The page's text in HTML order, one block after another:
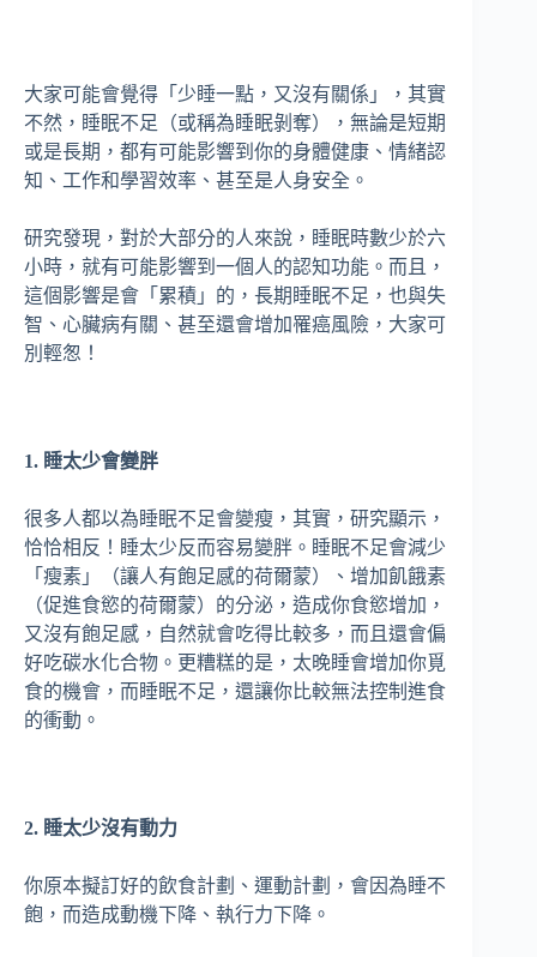
大家可能會覺得「少睡一點，又沒有關係」，其實
不然，睡眠不足（或稱為睡眠剝奪），無論是短期
或是長期，都有可能影響到你的身體健康、情緒認
知、工作和學習效率、甚至是人身安全。
研究發現，對於大部分的人來說，睡眠時數少於六
小時，就有可能影響到一個人的認知功能。而且，
這個影響是會「累積」的，長期睡眠不足，也與失
智、心臟病有關、甚至還會增加罹癌風險，大家可
別輕怱！
1. 睡太少會變胖
很多人都以為睡眠不足會變瘦，其實，研究顯示，
恰恰相反！睡太少反而容易變胖。睡眠不足會減少
「瘦素」（讓人有飽足感的荷爾蒙）、增加飢餓素
（促進食慾的荷爾蒙）的分泌，造成你食慾增加，
又沒有飽足感，自然就會吃得比較多，而且還會偏
好吃碳水化合物。更糟糕的是，太晚睡會增加你覓
食的機會，而睡眠不足，還讓你比較無法控制進食
的衝動。
2. 睡太少沒有動力
你原本擬訂好的飲食計劃、運動計劃，會因為睡不
飽，而造成動機下降、執行力下降。